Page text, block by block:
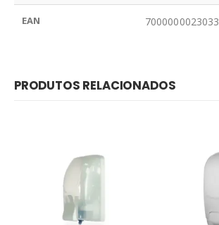
EAN 7000000023033
PRODUTOS RELACIONADOS